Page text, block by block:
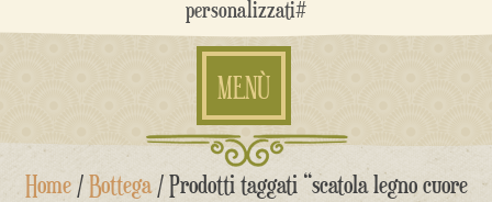
personalizzati#
MENÙ
Salta
Home/Bottega/ Prodotti taggati “scatola legno cuore